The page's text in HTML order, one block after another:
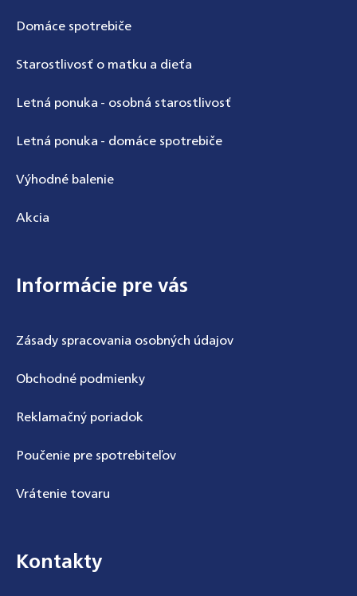
Domáce spotrebiče
Starostlivosť o matku a dieťa
Letná ponuka - osobná starostlivosť
Letná ponuka - domáce spotrebiče
Výhodné balenie
Akcia
Informácie pre vás
Zásady spracovania osobných údajov
Obchodné podmienky
Reklamačný poriadok
Poučenie pre spotrebiteľov
Vrátenie tovaru
Kontakty